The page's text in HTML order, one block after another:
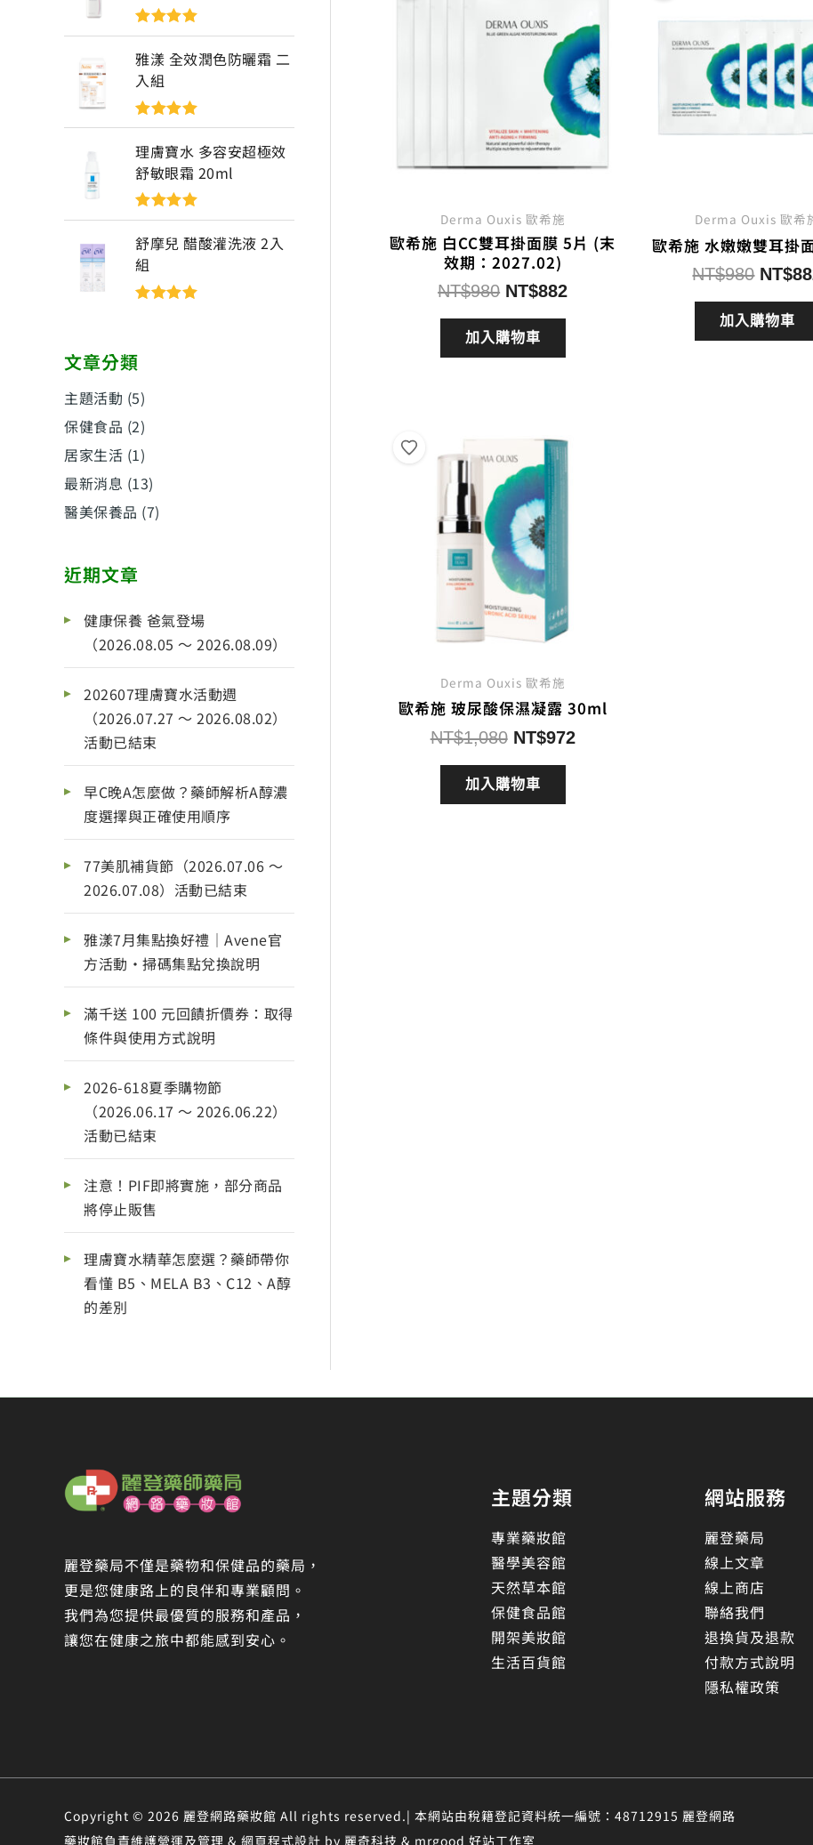
評分5滿分
5
雅漾 全效潤色防曬霜 二
入組
評分5滿分
5
理膚寶水 多容安超極效
舒敏眼霜 20ml
評分5滿分
5
舒摩兒 醋酸灌洗液 2入
組
文章分類
主題活動 (5)
保健食品 (2)
居家生活 (1)
最新消息 (13)
醫美保養品 (7)
近期文章
健康保養 爸氣登場
（2026.08.05 ～ 2026.08.09）
202607理膚寶水活動週
（2026.07.27 ～ 2026.08.02）
活動已結束
早C晚A怎麼做？藥師解析A醇濃
度選擇與正確使用順序
77美肌補貨節（2026.07.06 ～
2026.07.08）活動已結束
雅漾7月集點換好禮｜Avene官
方活動・掃碼集點兌換說明
滿千送 100 元回饋折價券：取得
條件與使用方式說明
2026-618夏季購物節
（2026.06.17 ～ 2026.06.22）
活動已結束
注意！PIF即將實施，部分商品
將停止販售
理膚寶水精華怎麼選？藥師帶你
看懂 B5、MELA B3、C12、A醇
的差別
Derma Ouxis 歐希施
歐希施 白CC雙耳掛面膜 5片 (末
效期：2027.02)
NT$980 原
價
格：
NT$882
加入購物車
Derma Ouxis 歐希
歐希施 水嫩嫩雙耳掛
NT$980 原
價
格：
NT$
加入購物車
Derma Ouxis 歐希施
歐希施 玻尿酸保濕凝露 30ml
NT$1,080 原
價
格：
NT$972目
加入購物車
麗登藥局不僅是藥物和保健品的藥局，
更是您健康路上的良伴和專業顧問。
我們為您提供最優質的服務和產品，
讓您在健康之旅中都能感到安心。
主題分類
專業藥妝館
醫學美容館
天然草本館
保健食品館
開架美妝館
生活百貨館
網站服務
麗登藥局
線上文章
線上商店
聯絡我們
退換貨及退款
付款方式說明
隱私權政策
Copyright © 2026 麗登網路藥妝館 All rights reserved.| 本網站由稅籍登記資料統一編號：48712915 麗登網路
藥妝館負責維護營運及管理 & 網頁程式設計 by 麗奇科技 & mrgood 好站工作室